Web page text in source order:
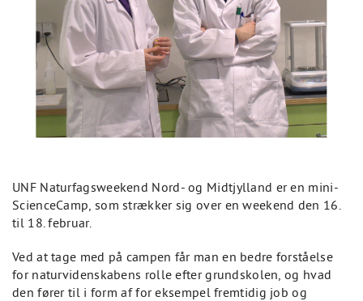
UNF Naturfagsweekend Nord- og Midtjylland er en mini-
ScienceCamp, som strækker sig over en weekend den 16.
til 18. februar.
Ved at tage med på campen får man en bedre forståelse
for naturvidenskabens rolle efter grundskolen, og hvad
den fører til i form af for eksempel fremtidig job og